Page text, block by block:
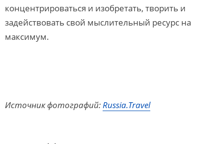
концентрироваться и изобретать, творить и
задействовать свой мыслительный ресурс на
максимум.
Источник фотографий:Russia.Travel